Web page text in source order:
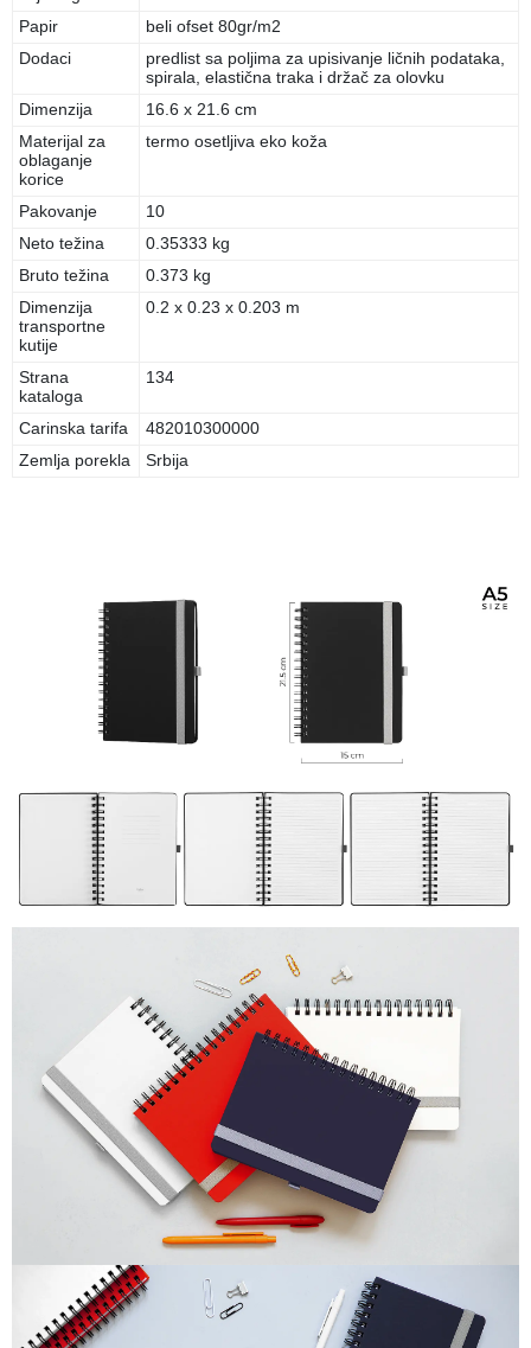
Papir
beli ofset 80gr/m2
Dodaci
predlist sa poljima za upisivanje ličnih podataka,
spirala, elastična traka i držač za olovku
Dimenzija
16.6 x 21.6 cm
Materijal za
oblaganje
korice
termo osetljiva eko koža
Pakovanje
10
Neto težina
0.35333 kg
Bruto težina
0.373 kg
Dimenzija
transportne
kutije
0.2 x 0.23 x 0.203 m
Strana
kataloga
134
Carinska tarifa
482010300000
Zemlja porekla
Srbija